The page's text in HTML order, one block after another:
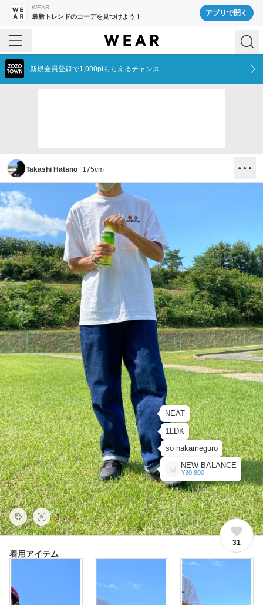
WEAR
最新トレンドのコーデを見つけよう！ アプリで開く
新規会員登録で1,000ptもらえるチャンス
Takashi Hatano 175cm
NEAT
1LDK
so nakameguro
NEW BALANCE
¥30,800
31
着用アイテム